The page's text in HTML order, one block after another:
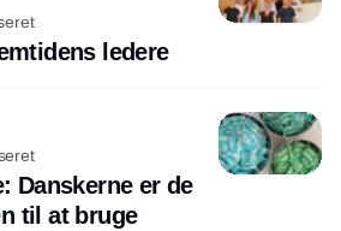
ledere
Danskerne er de
til at bruge